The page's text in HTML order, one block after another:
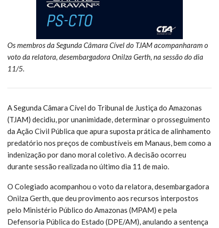
Os membros da Segunda Câmara Cível do TJAM acompanharam o
voto da relatora, desembargadora Onilza Gerth, na sessão do dia
11/5.
A Segunda Câmara Cível do Tribunal de Justiça do Amazonas
(TJAM) decidiu, por unanimidade, determinar o prosseguimento
da Ação Civil Pública que apura suposta prática de alinhamento
predatório nos preços de combustíveis em Manaus, bem como a
indenização por dano moral coletivo. A decisão ocorreu
durante sessão realizada no último dia 11 de maio.
O Colegiado acompanhou o voto da relatora, desembargadora
Onilza Gerth, que deu provimento aos recursos interpostos
pelo Ministério Público do Amazonas (MPAM) e pela
Defensoria Pública do Estado (DPE/AM), anulando a sentença